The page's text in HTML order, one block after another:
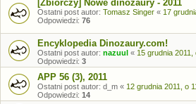
[Zbiorczy] Nowe dinozaury - 2011
Ostatni post autor: Tomasz Singer « 17
Odpowiedzi: 76
Encyklopedia Dinozaury.com!
Ostatni post autor: nazuul « 15 grudnia 2011,
Odpowiedzi: 3
APP 56 (3), 2011
Ostatni post autor: d_m « 12 grudnia 2011, o
Odpowiedzi: 14